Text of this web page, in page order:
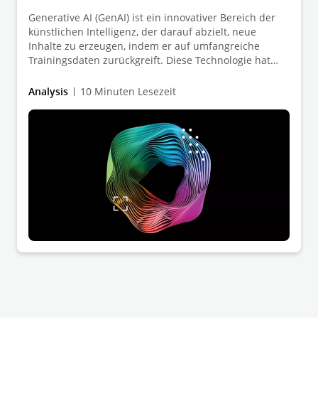
Generative AI (GenAI) ist ein innovativer Bereich der
künstlichen Intelligenz, der darauf abzielt, neue
Inhalte zu erzeugen, indem er auf umfangreiche
Trainingsdaten zurückgreift. Diese Technologie hat
arbeiten, grundlegend zu verändern, indem sie die
Wachstum und Innovation eröffnet.
Analysis 10 Minuten Lesezeit